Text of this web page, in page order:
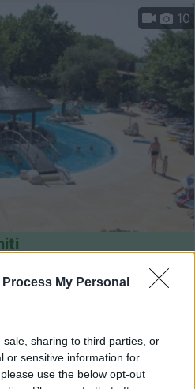
Process My Personal
sharing to third parties, or
or sensitive information for
use the below opt-out
10